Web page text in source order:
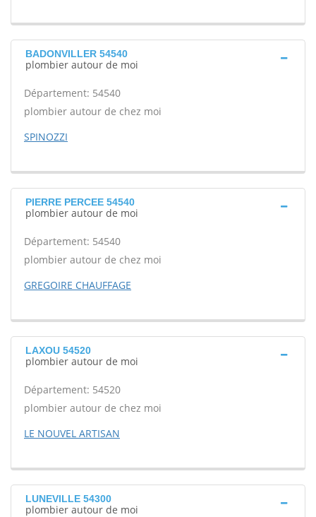
BADONVILLER 54540
plombier autour de moi
Département: 54540
plombier autour de chez moi
SPINOZZI
PIERRE PERCEE 54540
plombier autour de moi
Département: 54540
plombier autour de chez moi
GREGOIRE CHAUFFAGE
LAXOU 54520
plombier autour de moi
Département: 54520
plombier autour de chez moi
LE NOUVEL ARTISAN
LUNEVILLE 54300
plombier autour de moi